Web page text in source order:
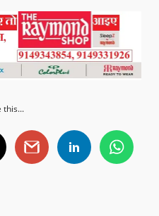
this...